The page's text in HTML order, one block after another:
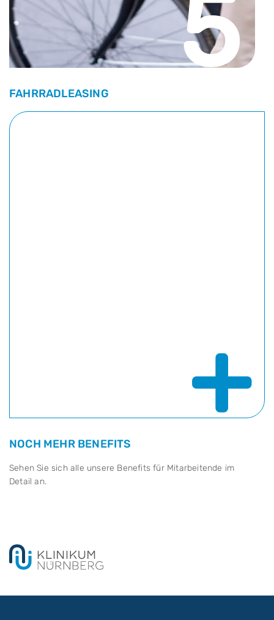
5
FAHRRADLEASING
+
NOCH MEHR BENEFITS
Sehen Sie sich alle unsere Benefits für Mitarbeitende im
Detail an.